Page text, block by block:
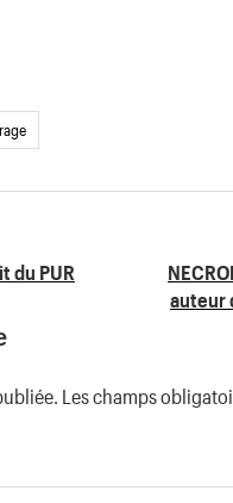
du PUR
auteur
Les champs